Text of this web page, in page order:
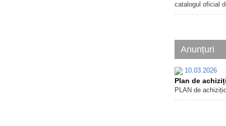
catalogul oficial
Anunțuri
10.03.2026
Plan de
PLAN de